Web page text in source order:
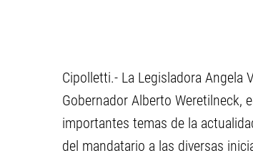
Cipolletti.- La Legisladora Angela
Gobernador Alberto Weretilneck,
importantes temas de la
del mandatario a las diversas